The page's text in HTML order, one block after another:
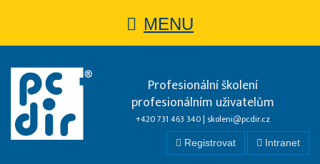
MENU
Profesionální školení
profesionálním uživatelům
+420 731 463 340 | skoleni@pcdir.cz
Registrovat Intranet